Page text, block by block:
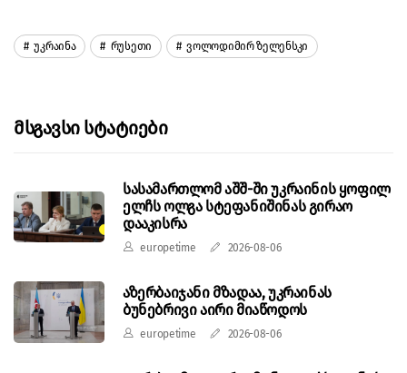
Უკრაინა Რუსეთი Ვოლოდიმირ Ზელენსკი
Მსგავსი Სტატიები
სასამართლომ აშშ-ში უკრაინის ყოფილ
ელჩს ოლგა სტეფანიშინას გირაო
დააკისრა
europetime 2026-08-06
აზერბაიჯანი მზადაა, უკრაინას
ბუნებრივი აირი მიაწოდოს
europetime 2026-08-06